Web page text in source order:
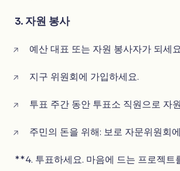
3. 자원 봉사
예산 대표 또는 자원 봉사자가 되세
지구 위원회에 가입하세요.
투표 주간 동안 투표소 직원으로 자
주민의 돈을 위해: 보로 자문위원회
**4. 투표하세요. 마음에 드는 프로젝트